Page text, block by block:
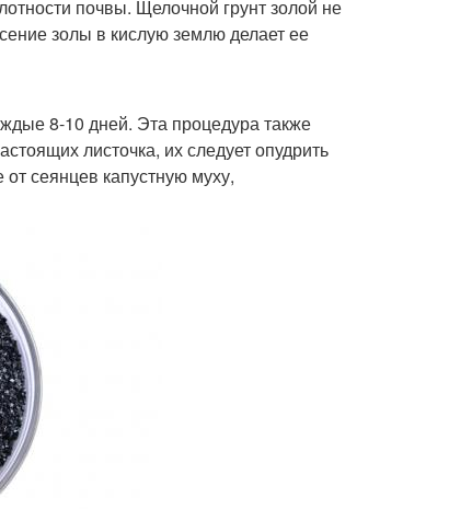
почвы. Щелочной грунт золой не
золы в кислую землю делает ее
8-10 дней. Эта процедура также
листочка, их следует опудрить
сеянцев капустную муху,